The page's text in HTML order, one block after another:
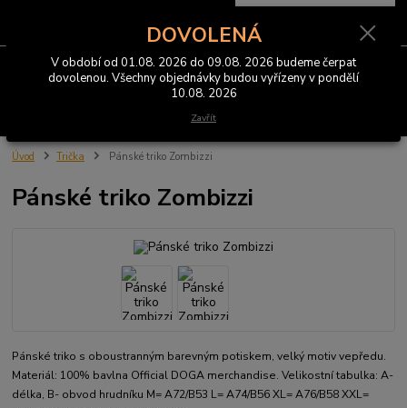
Menu
0 Kč
Úvod Trička Pánské triko Zombizzi
Pánské triko Zombizzi
Pánské triko s oboustranným barevným potiskem, velký motiv vepředu.
Materiál: 100% bavlna Official DOGA merchandise. Velikostní tabulka: A-
délka, B- obvod hrudníku M= A72/B53 L= A74/B56 XL= A76/B58 XXL=
DOVOLENÁ
V období od 01.08. 2026 do 09.08. 2026 budeme čerpat
dovolenou. Všechny objednávky budou vyřízeny v pondělí
10.08. 2026
Zavřít